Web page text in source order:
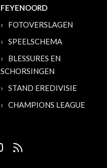
FEYENOORD
FOTOVERSLAGEN
SPEELSCHEMA
BLESSURES EN
SCHORSINGEN
STAND EREDIVISIE
CHAMPIONS LEAGUE